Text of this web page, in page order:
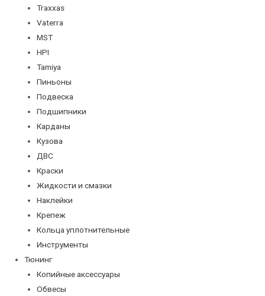
Traxxas
Vaterra
MST
HPI
Tamiya
Пиньоны
Подвеска
Подшипники
Карданы
Кузова
ДВС
Краски
Жидкости и смазки
Наклейки
Крепеж
Кольца уплотнительные
Инструменты
Тюнинг
Копийные аксессуары
Обвесы